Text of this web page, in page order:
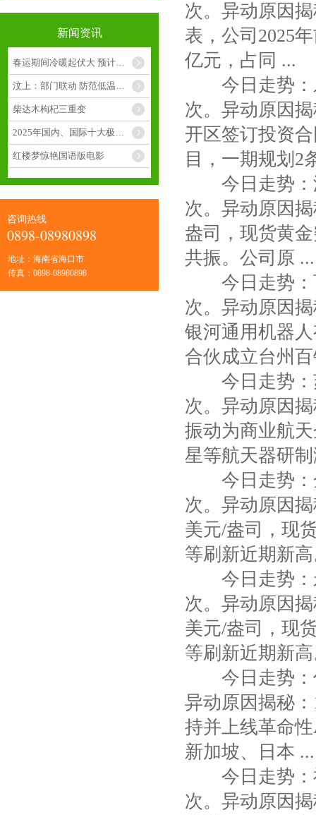
新闻资讯
春运期间冷暖起伏大 预计有阶段性低温冷害天气
汶上：部门联动 防范低温冷害对西红柿种植影响
柴达木枸杞三重变
2025年国内、国际十大极端天气气候事件发布
红楼梦惊艳国语版电影
咨询热线
0898-08980898
地址：海南省海口市
传真：0898-08980898
次。异动原因
表，公司2025
亿元，占同 ...
今日走势：
次。异动原因
开区签订投资
目，一期规划2
今日走势：
次。异动原因
盎司，现货黄
共振。公司原 ...
今日走势：
次。异动原因
银河通用机器
合伙成立台州
今日走势：
次。异动原因
振动为商业航
星等航天器研
今日走势：
次。异动原因
美元/盎司，现
等刷新近期新
今日走势：
次。异动原因
美元/盎司，现
等刷新近期新
今日走势：
异动原因揭秘
持并上线革命
新加坡、日本 ...
今日走势：
次。异动原因